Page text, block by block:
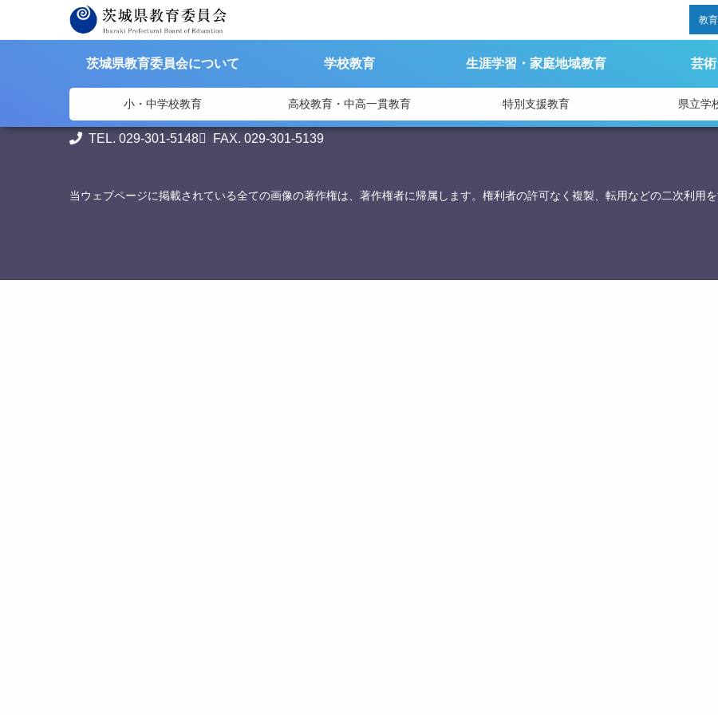
教
茨城県教育委員会について 学校教育 生涯学習・家庭地域教育 芸
小・中学校教育 高校教育・中高一貫教育 特別支援教育 県立学
茨城県教育委員会>資料提供> 「みなと八朔まつり」 PR に係る訪問について
〒310-8588
TEL. 029-301-5148
FAX. 029-301-5139
当ウェブページに掲載されている全ての画像の著作権は、著作権者に帰属します。権利者の許可なく複製、転用などの二次利用を